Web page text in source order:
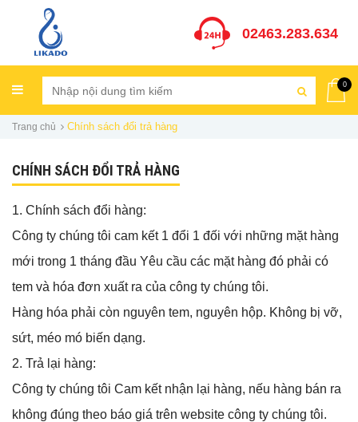
02463.283.634
0
Trang chủ Chính sách đổi trả hàng
CHÍNH SÁCH ĐỔI TRẢ HÀNG
1. Chính sách đổi hàng:
Công ty chúng tôi cam kết 1 đổi 1 đối với những mặt hàng
mới trong 1 tháng đầu Yêu cầu các mặt hàng đó phải có
tem và hóa đơn xuất ra của công ty chúng tôi.
Hàng hóa phải còn nguyên tem, nguyên hộp. Không bị vỡ,
sứt, méo mó biến dạng.
2. Trả lại hàng:
Công ty chúng tôi Cam kết nhận lại hàng, nếu hàng bán ra
không đúng theo báo giá trên website công ty chúng tôi.